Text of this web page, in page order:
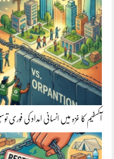
آکسفیم کا غزہ میں انسانی امداد کی فوری